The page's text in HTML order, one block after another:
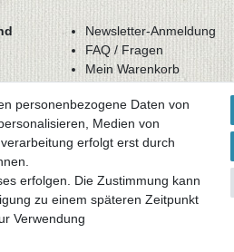
Newsletter-Anmeldung
FAQ / Fragen
Mein Warenkorb
Mein Konto
personenbezogene Daten von
Medien von
erfolgt erst durch
erfolgen. Die Zustimmung kann
zu einem späteren Zeitpunkt
Verwendung